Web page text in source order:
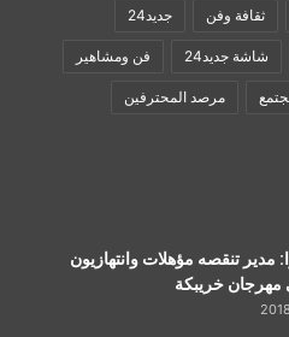
ثقافة وفن جديد24
شاشة جديد24 فن ومشاهير
مرصد المحترفين
مدير تنقصه مؤهلات وانتهازيون
خريبكة